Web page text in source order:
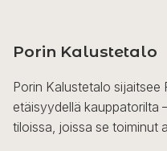
Porin Kalustetalo
Porin Kalustetalo sijaitsee
etäisyydellä kauppatorilta
tiloissa, joissa se toiminut